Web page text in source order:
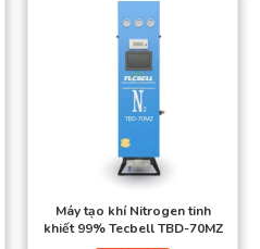
Máy tạo khí Nitrogen tinh
khiết 99% Tecbell TBD-70MZ